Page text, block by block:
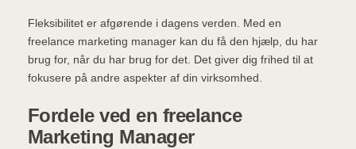
Fleksibilitet er afgørende i dagens verden. Med en
freelance marketing manager kan du få den hjælp, du har
brug for, når du har brug for det. Det giver dig frihed til at
fokusere på andre aspekter af din virksomhed.
Fordele ved en freelance
Marketing Manager